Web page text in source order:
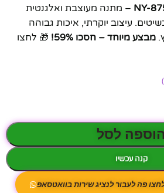
– מתנה מעוצבת ואלגנטית
עיצוב יוקרתי, איכות גבוהה
מבצע מיוחד – חסכו 59%!
🎁 לחצו
)
הוספה לסל
קנה עכשיו
פה לעבור לנציג שירות בוואטסאפ